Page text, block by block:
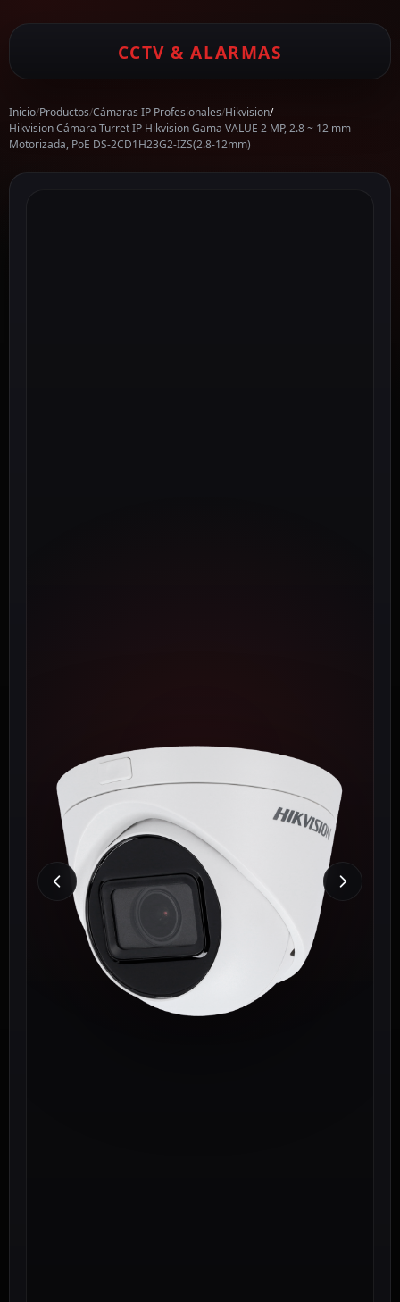
CCTV & ALARMAS
Inicio/Productos/Cámaras IP Profesionales/Hikvision/
Hikvision Cámara Turret IP Hikvision Gama VALUE 2 MP, 2.8 ~ 12 mm
Motorizada, PoE DS-2CD1H23G2-IZS(2.8-12mm)